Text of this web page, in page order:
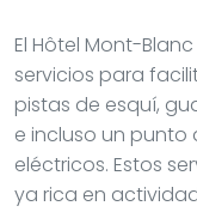
El Hôtel Mont-
servicios para
pistas de esquí,
e incluso un
eléctricos. Estos
ya rica en